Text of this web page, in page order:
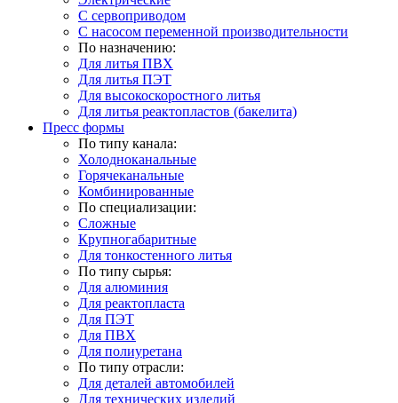
С сервоприводом
С насосом переменной производительности
По назначению:
Для литья ПВХ
Для литья ПЭТ
Для высокоскоростного литья
Для литья реактопластов (бакелита)
Пресс формы
По типу канала:
Холодноканальные
Горячеканальные
Комбинированные
По специализации:
Сложные
Крупногабаритные
Для тонкостенного литья
По типу сырья:
Для алюминия
Для реактопласта
Для ПЭТ
Для ПВХ
Для полиуретана
По типу отрасли:
Для деталей автомобилей
Для технических изделий